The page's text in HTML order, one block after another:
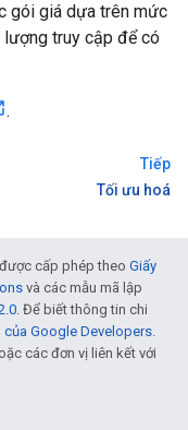
gói giá dựa trên mức
lượng truy cập để có
.
Tiếp
Tối ưu hoá
cấp phép theo Giấy
và các mẫu mã lập
. Để biết thông tin chi
của Google Developers.
các đơn vị liên kết với